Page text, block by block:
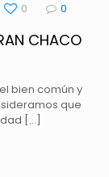
0 0
CHACO
bien común y
que
[…]